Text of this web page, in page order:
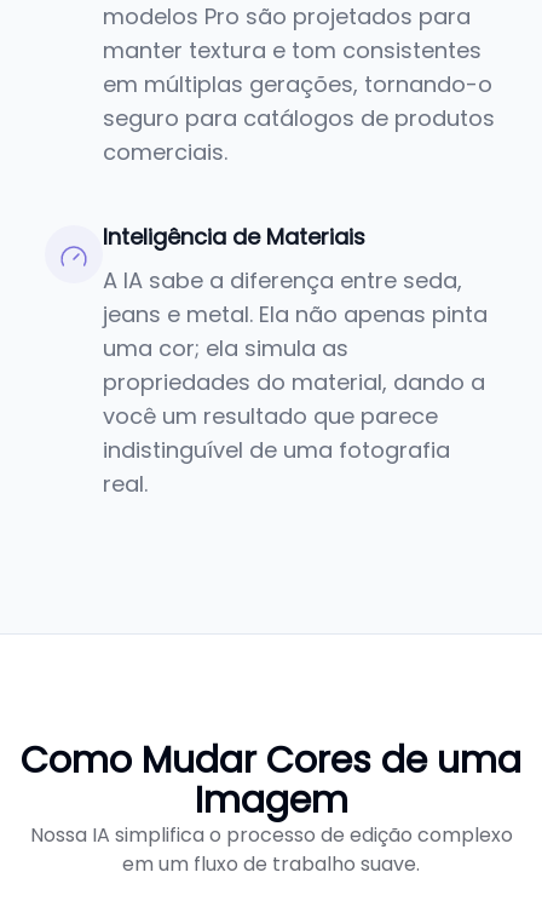
modelos Pro são projetados para
manter textura e tom consistentes
em múltiplas gerações, tornando-o
seguro para catálogos de produtos
comerciais.
Inteligência de Materiais
A IA sabe a diferença entre seda,
jeans e metal. Ela não apenas pinta
uma cor; ela simula as
propriedades do material, dando a
você um resultado que parece
indistinguível de uma fotografia
real.
Como Mudar Cores de uma
Imagem
Nossa IA simplifica o processo de edição complexo
em um fluxo de trabalho suave.